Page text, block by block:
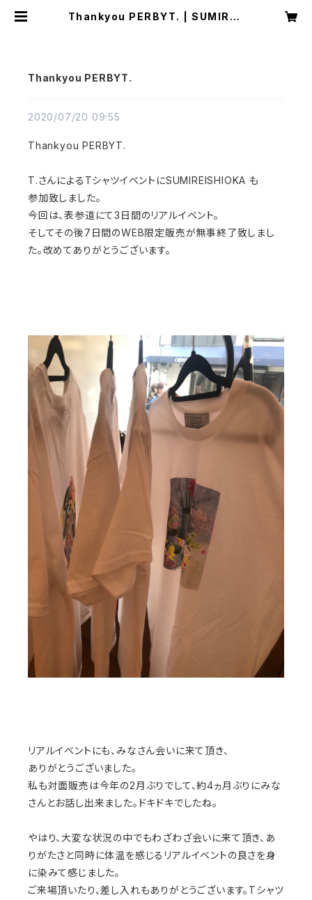
Thankyou PERBYT. | SUMIRE I
Thankyou PERBYT.
2020/07/20 09:55
Thankyou PERBYT.
T.さんによるTシャツイベントにSUMIREISHIOKA も
参加致しました。
今回は、表参道にて3日間のリアルイベント。
そしてその後7日間のWEB限定販売が無事終了致しまし
た。改めてありがとうございます。
リアルイベントにも、みなさん会いに来て頂き、
ありがとうございました。
私も対面販売は今年の2月ぶりでして、約4ヵ月ぶりにみな
さんとお話し出来ました。ドキドキでしたね。
やはり、大変な状況の中でもわざわざ会いに来て頂き、あ
りがたさと同時に体温を感じるリアルイベントの良さを身
に染みて感じました。
ご来場頂いたり、差し入れもありがとうございます。Tシャツ